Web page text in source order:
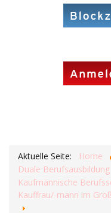
Aktuelle Seite: Home
Duale Berufsausbildung
Kaufmännische
Kauffrau/-mann im